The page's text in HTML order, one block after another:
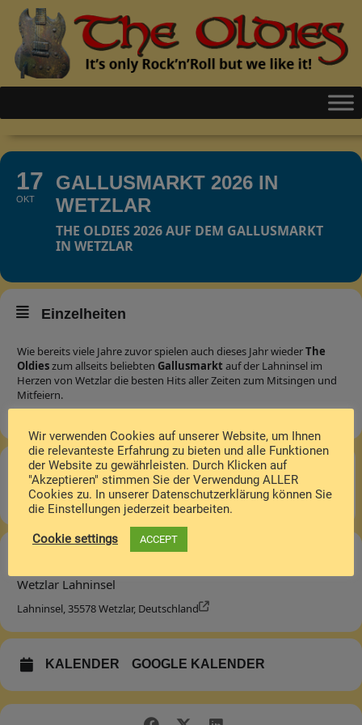
17
OKT
GALLUSMARKT 2026 IN
WETZLAR
THE OLDIES 2026 AUF DEM GALLUSMARKT
IN WETZLAR
Einzelheiten
Wie bereits viele Jahre zuvor spielen auch dieses Jahr wiederThe
Oldieszum allseits beliebten Gallusmarkt auf der Lahninsel im
Herzen von Wetzlar die besten Hits aller Zeiten zum Mitsingen und
Mitfeiern.
Zeit
Samstag 17.10.2026, 19:30 7:30pm
Wetzlar Lahninsel
Lahninsel, 35578 Wetzlar, Deutschland
KALENDER GOOGLE KALENDER
Wir verwenden Cookies auf unserer Website, um Ihnen
die relevanteste Erfahrung zu bieten und alle Funktionen
der Website zu gewährleisten. Durch Klicken auf
"Akzeptieren" stimmen Sie der Verwendung ALLER
Cookies zu. In unserer Datenschutzerklärung können Sie
die Einstellungen jederzeit bearbeiten.
Cookie settings ACCEPT